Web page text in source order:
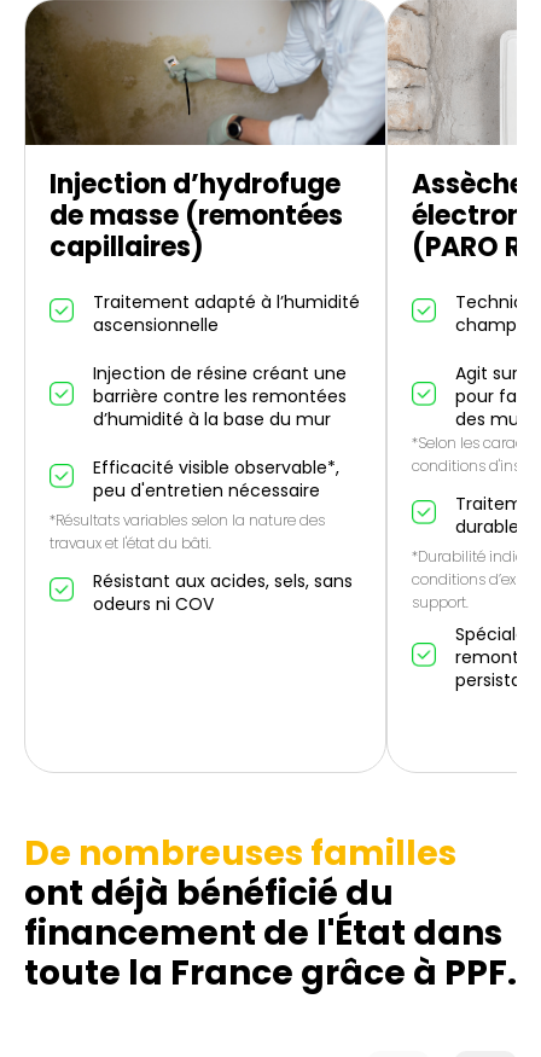
Injection d’hydrofuge
de masse (remontées
capillaires)
Traitement adapté à l’humidité
ascensionnelle
Injection de résine créant une
barrière contre les remontées
d’humidité à la base du mur
Efficacité visible observable*,
peu d'entretien nécessaire
*Résultats variables selon la nature des
travaux et l'état du bâti.
Résistant aux acides, sels, sans
odeurs ni COV
(PARO
champ
Agit sur
pour
des murs*
*Selon les
conditions
durable*
*Durabilité
conditions
support.
De nombreuses familles
ont déjà bénéficié du
financement de l'État dans
toute la France grâce à PPF.